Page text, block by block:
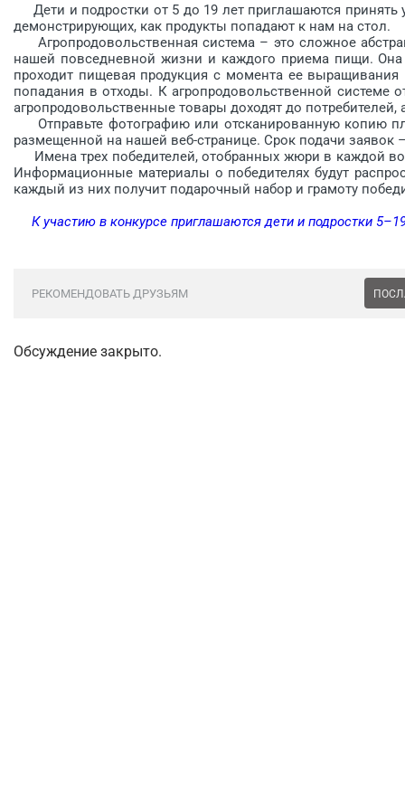
Дети и подростки от 5 до 19 лет приглашаются принять
демонстрирующих, как продукты попадают к нам на стол.
Агропродовольственная система – это сложное
нашей повседневной жизни и каждого приема пищи. Она
проходит пищевая продукция с момента ее выращивания
попадания в отходы. К агропродовольственной системе
агропродовольственные товары доходят до потребителей,
Отправьте фотографию или отсканированную копию
размещенной на нашей веб-странице. Срок подачи заявок
Имена трех победителей, отобранных жюри в каждой
Информационные материалы о победителях будут
каждый из них получит подарочный набор и грамоту
К участию в конкурсе приглашаются дети и подростки
РЕКОМЕНДОВАТЬ ДРУЗЬЯМ
Обсуждение закрыто.